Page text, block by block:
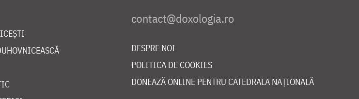
DESPRE NOI
POLITICA DE COOKIES
DONEAZĂ ONLINE PENTRU CATEDRALA NAȚIONALĂ